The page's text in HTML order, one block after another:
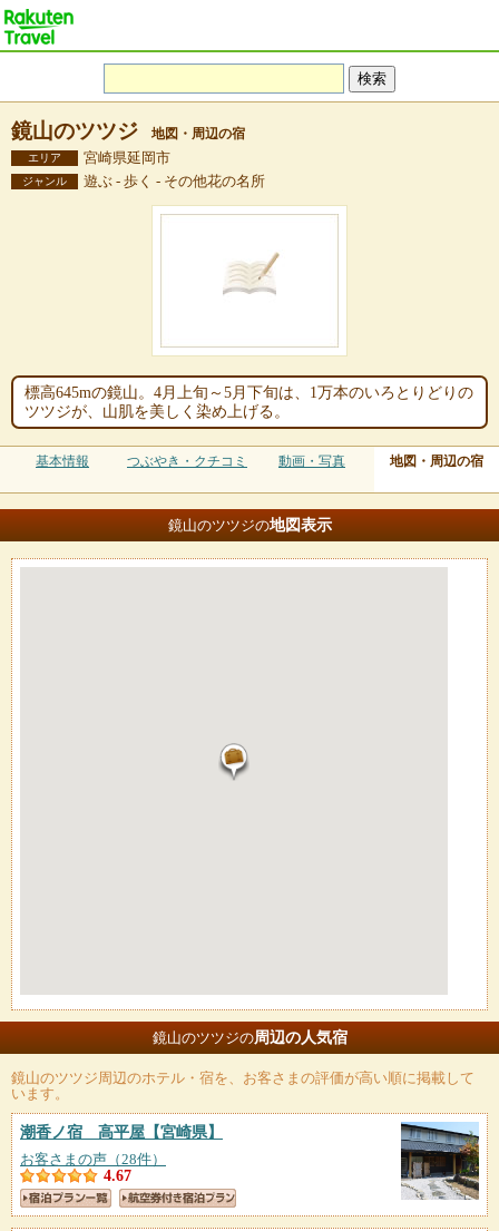
鏡山のツツジ 地図・周辺の宿
エリア 宮崎県延岡市
ジャンル 遊ぶ - 歩く - その他花の名所
標高645mの鏡山。4月上旬～5月下旬は、1万本のいろとりどりの
ツツジが、山肌を美しく染め上げる。
基本情報 つぶやき・クチコミ 動画・写真 地図・周辺の宿
鏡山のツツジの地図表示
鏡山のツツジの周辺の人気宿
鏡山のツツジ周辺のホテル・宿を、お客さまの評価が高い順に掲載して
います。
潮香ノ宿 高平屋 【宮崎県】
お客さまの声（28件）
4.67